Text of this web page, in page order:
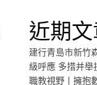
近期
建行青島市新竹
級呼應 多措并舉
職教視野丨擁抱